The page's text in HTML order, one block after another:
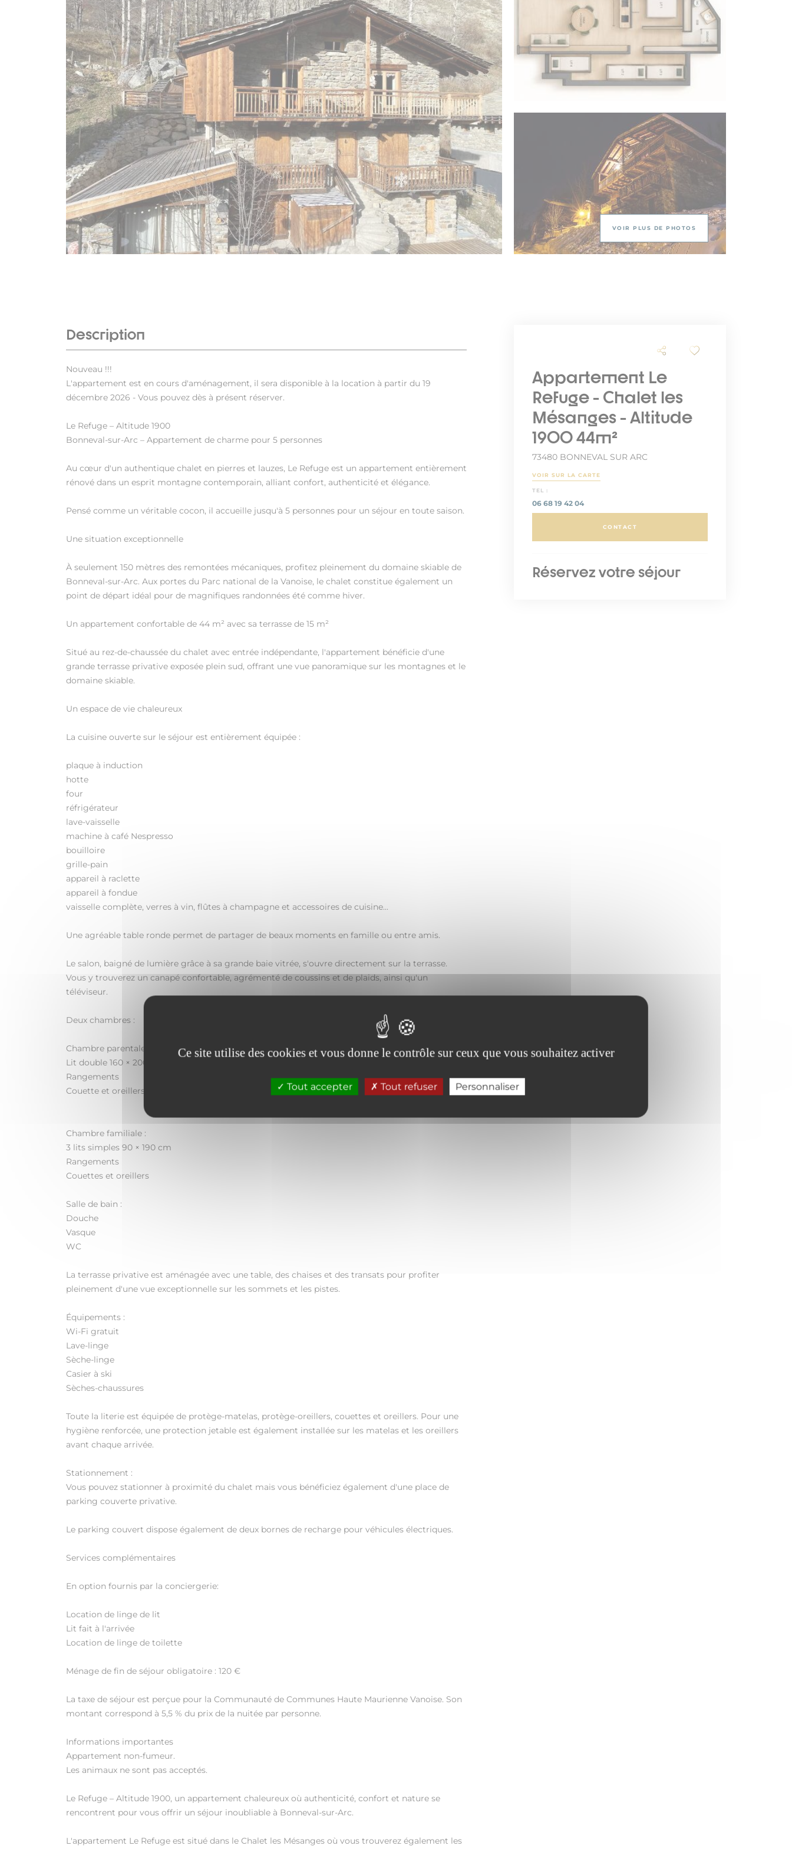
Ce site utilise des cookies et vous donne le contrôle sur ceux que vous souhaitez activer
Tout accepter Tout refuser Personnaliser
VOIR PLUS DE PHOTOS
Description
Nouveau !!!
L'appartement est en cours d'aménagement, il sera disponible à la location à partir du 19
décembre 2026 - Vous pouvez dès à présent réserver.
Le Refuge – Altitude 1900
Bonneval-sur-Arc – Appartement de charme pour 5 personnes
Au cœur d'un authentique chalet en pierres et lauzes, Le Refuge est un appartement entièrement
rénové dans un esprit montagne contemporain, alliant confort, authenticité et élégance.
Pensé comme un véritable cocon, il accueille jusqu'à 5 personnes pour un séjour en toute saison.
Une situation exceptionnelle
À seulement 150 mètres des remontées mécaniques, profitez pleinement du domaine skiable de
Bonneval-sur-Arc. Aux portes du Parc national de la Vanoise, le chalet constitue également un
point de départ idéal pour de magnifiques randonnées été comme hiver.
Un appartement confortable de 44 m² avec sa terrasse de 15 m²
Situé au rez-de-chaussée du chalet avec entrée indépendante, l'appartement bénéficie d'une
grande terrasse privative exposée plein sud, offrant une vue panoramique sur les montagnes et le
domaine skiable.
Un espace de vie chaleureux
La cuisine ouverte sur le séjour est entièrement équipée :
plaque à induction
hotte
four
réfrigérateur
lave-vaisselle
machine à café Nespresso
bouilloire
grille-pain
appareil à raclette
appareil à fondue
vaisselle complète, verres à vin, flûtes à champagne et accessoires de cuisine...
Une agréable table ronde permet de partager de beaux moments en famille ou entre amis.
Le salon, baigné de lumière grâce à sa grande baie vitrée, s'ouvre directement sur la terrasse.
Vous y trouverez un canapé confortable, agrémenté de coussins et de plaids, ainsi qu'un
téléviseur.
Deux chambres :
Chambre parentale (sans fenêtre) :
Lit double 160 × 200 cm
Rangements
Couette et oreillers
Chambre familiale :
3 lits simples 90 × 190 cm
Rangements
Couettes et oreillers
Salle de bain :
Douche
Vasque
WC
La terrasse privative est aménagée avec une table, des chaises et des transats pour profiter
pleinement d'une vue exceptionnelle sur les sommets et les pistes.
Équipements :
Wi-Fi gratuit
Lave-linge
Sèche-linge
Casier à ski
Sèches-chaussures
Toute la literie est équipée de protège-matelas, protège-oreillers, couettes et oreillers. Pour une
hygiène renforcée, une protection jetable est également installée sur les matelas et les oreillers
avant chaque arrivée.
Stationnement :
Vous pouvez stationner à proximité du chalet mais vous bénéficiez également d'une place de
parking couverte privative.
Le parking couvert dispose également de deux bornes de recharge pour véhicules électriques.
Services complémentaires
En option fournis par la conciergerie:
Location de linge de lit
Lit fait à l'arrivée
Location de linge de toilette
Ménage de fin de séjour obligatoire : 120 €
La taxe de séjour est perçue pour la Communauté de Communes Haute Maurienne Vanoise. Son
montant correspond à 5,5 % du prix de la nuitée par personne.
Informations importantes
Appartement non-fumeur.
Les animaux ne sont pas acceptés.
Le Refuge – Altitude 1900, un appartement chaleureux où authenticité, confort et nature se
rencontrent pour vous offrir un séjour inoubliable à Bonneval-sur-Arc.
L'appartement Le Refuge est situé dans le Chalet les Mésanges où vous trouverez également les
Appartement Le
Refuge - Chalet les
Mésanges - Altitude
1900 44m²
73480 BONNEVAL SUR ARC
VOIR SUR LA CARTE
TEL :
06 68 19 42 04
CONTACT
Réservez votre séjour